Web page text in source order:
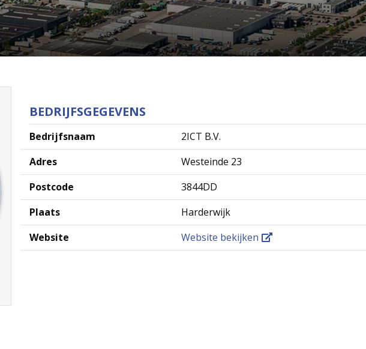
BEDRIJFSGEGEVENS
Bedrijfsnaam
2ICT B.V.
Adres
Westeinde 23
Postcode
3844DD
Plaats
Harderwijk
Website
Website bekijken